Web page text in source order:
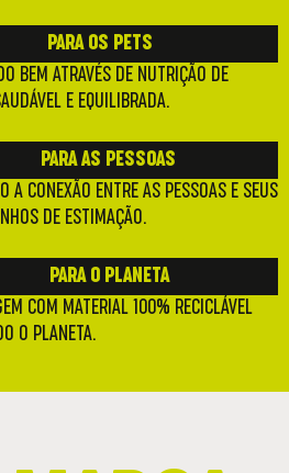
PARA OS PETS
BEM ATRAVÉS DE NUTRIÇÃO DE
E EQUILIBRADA.
PARA AS PESSOAS
A CONEXÃO ENTRE AS PESSOAS E SEUS
DE ESTIMAÇÃO.
PARA O PLANETA
COM MATERIAL 100% RECICLÁVEL
O PLANETA.